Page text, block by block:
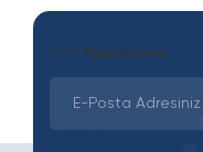
Son Yazılarımız